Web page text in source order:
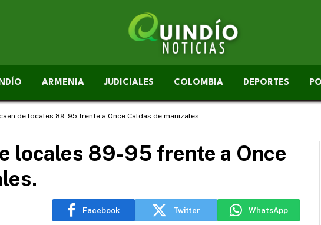
ARMENIA JUDICIALES COLOMBIA DEPORTES
de locales 89-95 frente a Once Caldas de manizales.
locales 89-95 frente a Once
Facebook Twitter WhatsApp